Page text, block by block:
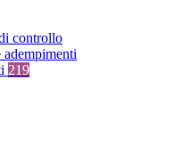
controllo
219